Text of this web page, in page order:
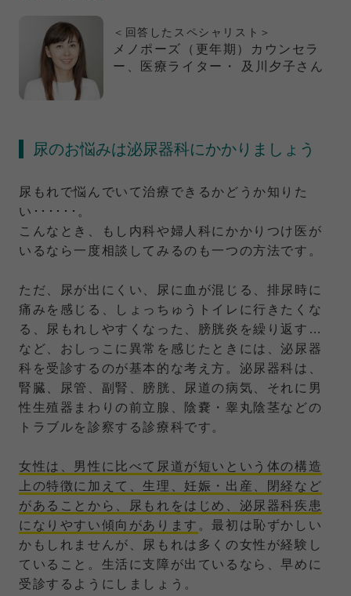
＜回答したスペシャリスト＞
メノポーズ（更年期）カウンセラ
ー、医療ライター・ 及川夕子さん
尿のお悩みは泌尿器科にかかりましょう
尿もれで悩んでいて治療できるかどうか知りた
い･･････。
こんなとき、もし内科や婦人科にかかりつけ医が
いるなら一度相談してみるのも一つの方法です。
ただ、尿が出にくい、尿に血が混じる、排尿時に
痛みを感じる、しょっちゅうトイレに行きたくな
る、尿もれしやすくなった、膀胱炎を繰り返す…
など、おしっこに異常を感じたときには、泌尿器
科を受診するのが基本的な考え方。泌尿器科は、
腎臓、尿管、副腎、膀胱、尿道の病気、それに男
性生殖器まわりの前立腺、陰嚢・睾丸陰茎などの
トラブルを診察する診療科です。
女性は、男性に比べて尿道が短いという体の構造
上の特徴に加えて、生理、妊娠・出産、閉経など
があることから、尿もれをはじめ、泌尿器科疾患
になりやすい傾向があります 。最初は恥ずかしい
かもしれませんが、尿もれは多くの女性が経験し
ていること。生活に支障が出ているなら、早めに
受診するようにしましょう。